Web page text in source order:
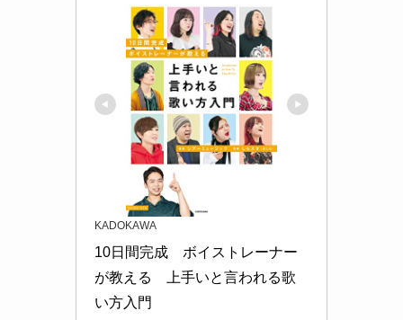
KADOKAWA
10日間完成　ボイストレーナー
が教える　上手いと言われる歌
い方入門